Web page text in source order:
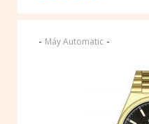
- Máy Automatic -